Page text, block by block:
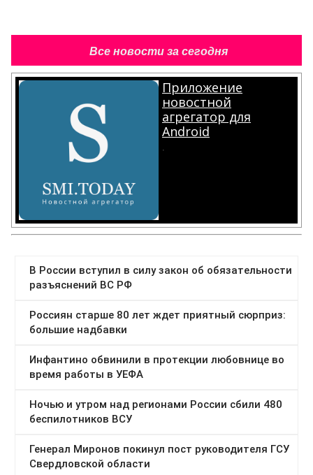
Все новости за сегодня
Приложение
новостной
агрегатор для
Android
.